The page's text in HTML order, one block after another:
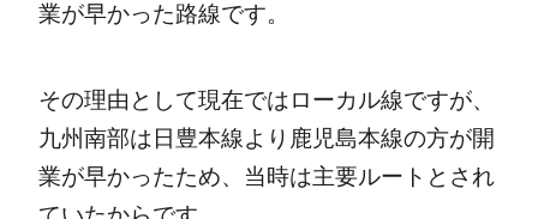
業が早かった路線です。
その理由として現在ではローカル線ですが、
九州南部は日豊本線より鹿児島本線の方が開
業が早かったため、当時は主要ルートとされ